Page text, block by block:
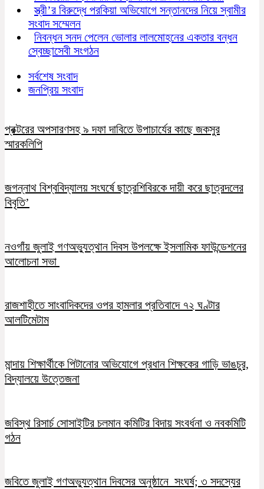
স্ত্রী’র বিরুদ্ধে পরকিয়া অভিযোগে সন্তানদের নিয়ে স্বামীর
সংবাদ সম্মেলন
নিবন্ধন সনদ পেলেন ভোলার লালমোহনের একতার বন্ধন
স্বেচ্ছাসেবী সংগঠন
সর্বশেষ সংবাদ
জনপ্রিয় সংবাদ
প্রক্টরের অপসারণসহ ৯ দফা দাবিতে উপাচার্যের কাছে জকসুর
স্মারকলিপি
জগন্নাথ বিশ্ববিদ্যালয় সংঘর্ষে ছাত্রশিবিরকে দায়ী করে ছাত্রদলের
বিবৃতি’
নওগাঁয় জুলাই গণঅভ্যুত্থান দিবস উপলক্ষে ইসলামিক ফাউন্ডেশনের
আলোচনা সভা
রাজশাহীতে সাংবাদিকদের ওপর হামলার প্রতিবাদে ৭২ ঘণ্টার
আলটিমেটাম
মান্দায় শিক্ষার্থীকে পিটানোর অভিযোগে প্রধান শিক্ষকের গাড়ি ভাঙচুর,
বিদ্যালয়ে উত্তেজনা
জবিস্থ রিসার্চ সোসাইটির চলমান কমিটির বিদায় সংবর্ধনা ও নবকমিটি
গঠন
জবিতে জুলাই গণঅভ্যুত্থান দিবসের অনুষ্ঠানে সংঘর্ষ; ৩ সদস্যের